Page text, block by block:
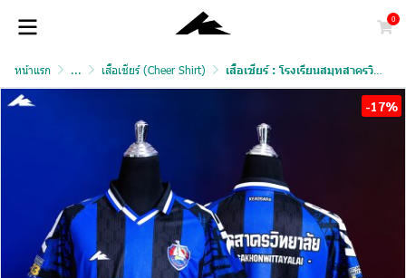
0
หน้าแรก ... เสื้อเชียร์ (Cheer Shirt) เสื้อเชียร์ : โรงเรียนสมุทสาครวิทยาลัย
-17%